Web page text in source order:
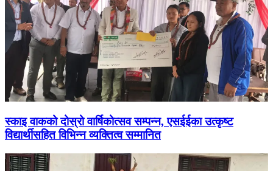
स्काइ वाकको दोस्रो वार्षिकोत्सव सम्पन्न, एसईईका उत्कृष्ट
विद्यार्थीसहित विभिन्न व्यक्तित्व सम्मानित